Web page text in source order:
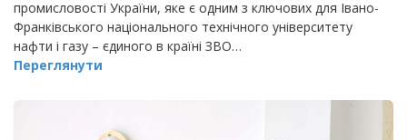
промисловості України, яке є одним з ключових для Івано-
Франківського національного технічного університету
нафти і газу – єдиного в країні ЗВО…
Переглянути